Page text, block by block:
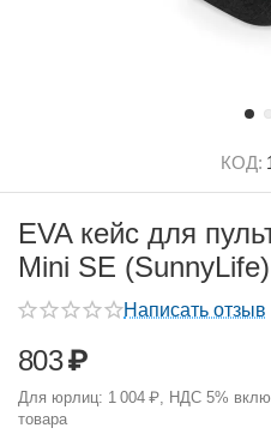
КОД:
EVA кейс для
Mini SE (SunnyLife)
Написать отзыв
803₽
Для юрлиц: 1 004 ₽, НДС 5%
товара